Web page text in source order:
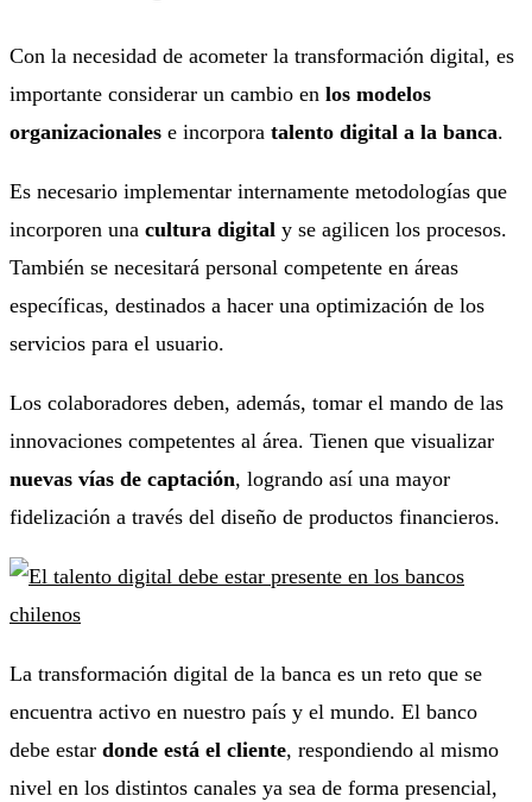
Con la necesidad de acometer la transformación digital, es
importante considerar un cambio en los modelos
organizacionales e incorpora talento digital a la banca.
Es necesario implementar internamente metodologías que
incorporen una cultura digital y se agilicen los procesos.
También se necesitará personal competente en áreas
específicas, destinados a hacer una optimización de los
servicios para el usuario.
Los colaboradores deben, además, tomar el mando de las
innovaciones competentes al área. Tienen que visualizar
nuevas vías de captación, logrando así una mayor
fidelización a través del diseño de productos financieros.
La transformación digital de la banca es un reto que se
encuentra activo en nuestro país y el mundo. El banco
debe estar donde está el cliente, respondiendo al mismo
nivel en los distintos canales ya sea de forma presencial,